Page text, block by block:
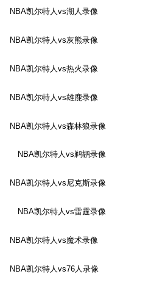
NBA凯尔特人vs湖人录像
NBA凯尔特人vs灰熊录像
NBA凯尔特人vs热火录像
NBA凯尔特人vs雄鹿录像
NBA凯尔特人vs森林狼录像
NBA凯尔特人vs鹈鹕录像
NBA凯尔特人vs尼克斯录像
NBA凯尔特人vs雷霆录像
NBA凯尔特人vs魔术录像
NBA凯尔特人vs76人录像